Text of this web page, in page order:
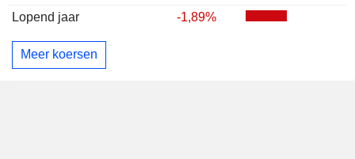
Lopend jaar
-1,89%
Meer koersen